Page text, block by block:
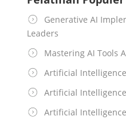
Generative AI
Leaders
Mastering AI Tools
Artificial
Artificial
Artificial